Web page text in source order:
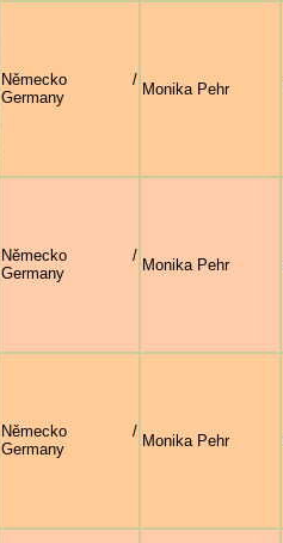
Německo /
Germany
Monika Pehr
Německo /
Germany
Monika Pehr
Německo /
Germany
Monika Pehr